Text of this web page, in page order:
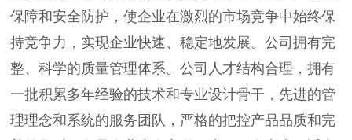
保障和安全防护，使企业在激烈的市场竞争中始终保
持竞争力，实现企业快速、稳定地发展。公司拥有完
整、科学的质量管理体系。公司人才结构合理，拥有
一批积累多年经验的技术和专业设计骨干，先进的管
理理念和系统的服务团队，严格的把控产品品质和完